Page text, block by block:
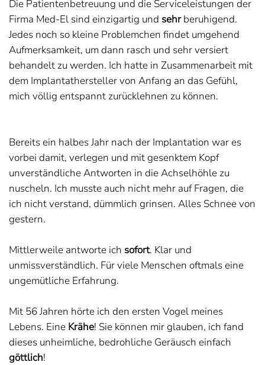
Die Patientenbetreuung und die Serviceleistungen der
Firma Med-El sind einzigartig und sehrberuhigend.
Jedes noch so kleine Problemchen findet umgehend
Aufmerksamkeit, um dann rasch und sehr versiert
behandelt zu werden. Ich hatte in Zusammenarbeit mit
dem Implantathersteller von Anfang an das Gefühl,
mich völlig entspannt zurücklehnen zu können.
Bereits ein halbes Jahr nach der Implantation war es
vorbei damit, verlegen und mit gesenktem Kopf
unverständliche Antworten in die Achselhöhle zu
nuscheln. Ich musste auch nicht mehr auf Fragen, die
ich nicht verstand, dümmlich grinsen. Alles Schnee von
gestern.
Mittlerweile antworte ich sofort. Klar und
unmissverständlich. Für viele Menschen oftmals eine
ungemütliche Erfahrung.
Mit 56 Jahren hörte ich den ersten Vogel meines
Lebens. Eine Krähe! Sie können mir glauben, ich fand
dieses unheimliche, bedrohliche Geräusch einfach
göttlich!